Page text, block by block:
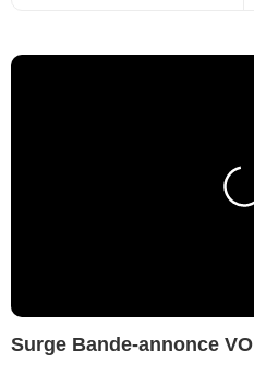
Surge Bande-annonce VO